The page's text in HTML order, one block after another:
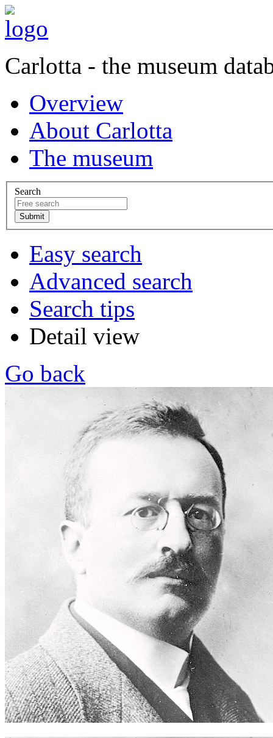
Carlotta - the museum
Overview
About Carlotta
The museum
Search
Easy search
Advanced search
Search tips
Detail view
Go back